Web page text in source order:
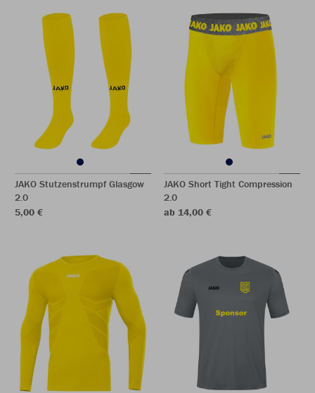
JAKO Stutzenstrumpf Glasgow
2.0
5,00 €
JAKO Short Tight Compression
2.0
ab 14,00 €